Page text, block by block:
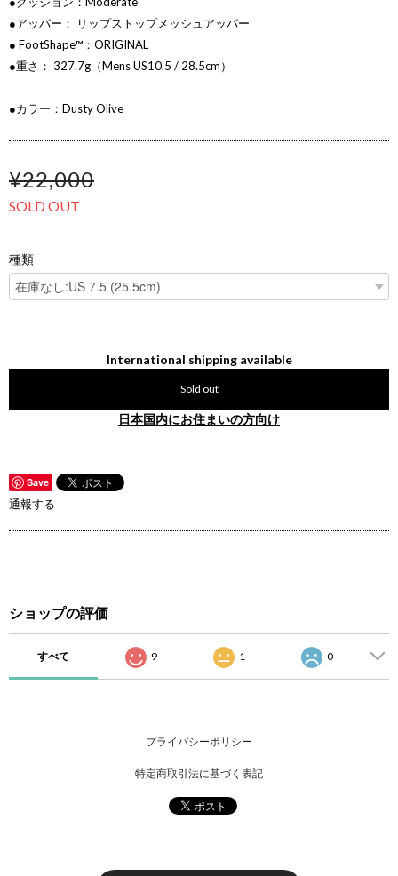
●アッパー： リップストップメッシュアッパー
● FootShape™：ORIGINAL
●重さ： 327.7g（Mens US10.5 / 28.5cm）
●カラー：Dusty Olive
¥22,000
SOLD OUT
種類
International shipping available
Sold out
日本国内にお住まいの方向け
Save
通報する
ショップの評価
すべて 9 1 0
プライバシーポリシー
特定商取引法に基づく表記